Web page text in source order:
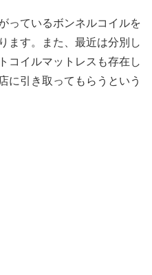
っているボンネルコイルを
ます。また、最近は分別し
コイルマットレスも存在し
に引き取ってもらうという